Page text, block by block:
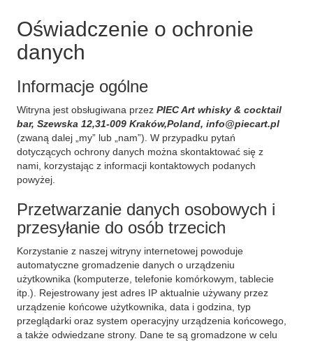
Oświadczenie o ochronie
danych
Informacje ogólne
Witryna jest obsługiwana przez PIEC Art whisky & cocktail
bar, Szewska 12,31-009 Kraków,Poland, info@piecart.pl
(zwaną dalej „my” lub „nam”). W przypadku pytań
dotyczących ochrony danych można skontaktować się z
nami, korzystając z informacji kontaktowych podanych
powyżej.
Przetwarzanie danych osobowych i
przesyłanie do osób trzecich
Korzystanie z naszej witryny internetowej powoduje
automatyczne gromadzenie danych o urządzeniu
użytkownika (komputerze, telefonie komórkowym, tablecie
itp.). Rejestrowany jest adres IP aktualnie używany przez
urządzenie końcowe użytkownika, data i godzina, typ
przeglądarki oraz system operacyjny urządzenia końcowego,
a także odwiedzane strony. Dane te są gromadzone w celu